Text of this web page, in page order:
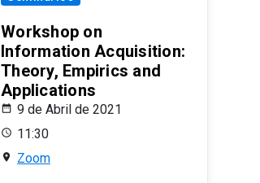
Workshop on
Information Acquisition:
Theory, Empirics and
Applications
9 de Abril de 2021
11:30
Zoom